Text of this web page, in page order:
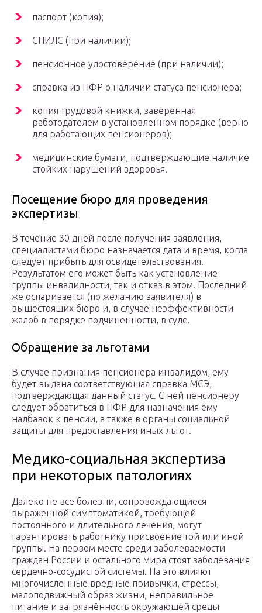
паспорт (копия);
СНИЛС (при наличии);
пенсионное удостоверение (при наличии);
справка из ПФР о наличии статуса пенсионера;
копия трудовой книжки, заверенная
работодателем в установленном порядке (верно
для работающих пенсионеров);
медицинские бумаги, подтверждающие наличие
стойких нарушений здоровья.
Посещение бюро для проведения
экспертизы
В течение 30 дней после получения заявления,
специалистами бюро назначается дата и время, когда
следует прибыть для освидетельствования.
Результатом его может быть как установление
группы инвалидности, так и отказ в этом. Последний
же оспаривается (по желанию заявителя) в
вышестоящих бюро и, в случае неэффективности
жалоб в порядке подчиненности, в суде.
Обращение за льготами
В случае признания пенсионера инвалидом, ему
будет выдана соответствующая справка МСЭ,
подтверждающая данный статус. С ней пенсионеру
следует обратиться в ПФР для назначения ему
надбавок к пенсии, а также в органы социальной
защиты для предоставления иных льгот.
Медико-социальная экспертиза
при некоторых патологиях
Далеко не все болезни, сопровождающиеся
выраженной симптоматикой, требующей
постоянного и длительного лечения, могут
гарантировать работнику присвоение той или иной
группы. На первом месте среди заболеваемости
граждан России и остального мира стоят заболевания
сердечно-сосудистой системы. На это влияют
многочисленные вредные привычки, стрессы,
малоподвижный образ жизни, неправильное
питание и загрязнённость окружающей среды